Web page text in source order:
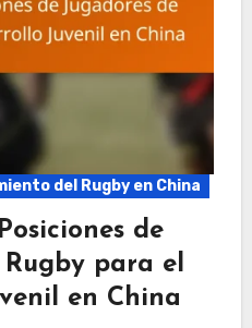
del Rugby en China
de
Rugby para el
en China